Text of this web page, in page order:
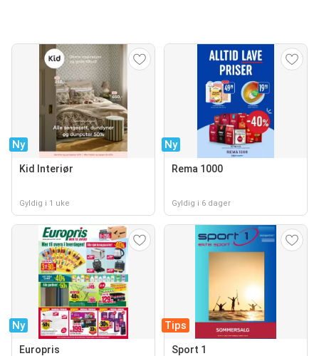
Ny
Kid Interiør
Gyldig i 1 uke
Ny
Rema 1000
Gyldig i 6 dager
Ny
Europris
Tips
Sport 1